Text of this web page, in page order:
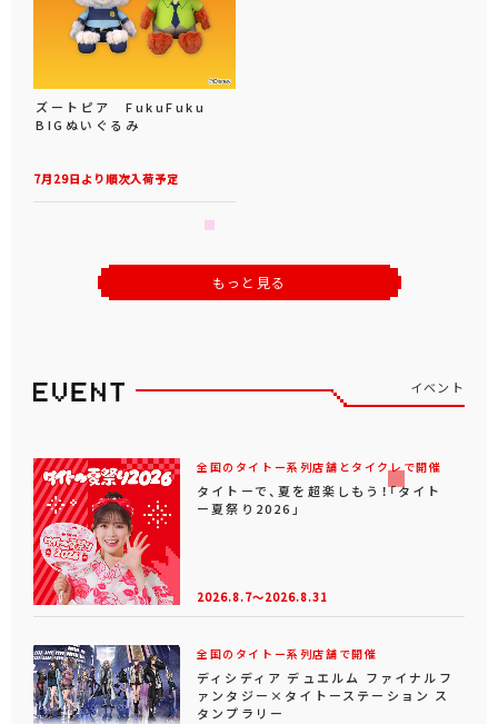
7月29日より順次入荷予定
ズートピア FukuFuku
BIGぬいぐるみ
もっと見る
イベント
全国のタイトー系列店舗とタイクレで開催
タイトーで、夏を超楽しもう！「タイト
ー夏祭り2026」
2026.8.7～2026.8.31
全国のタイトー系列店舗で開催
ディシディア デュエルム ファイナルフ
ァンタジー×タイトーステーション ス
タンプラリー